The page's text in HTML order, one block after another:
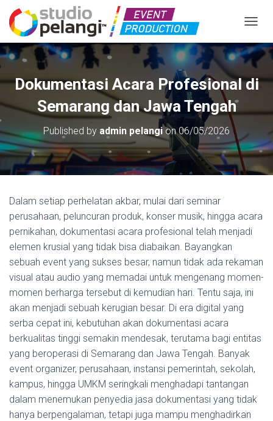
Dokumentasi Acara Profesional di
Semarang dan Jawa Tengah
Published by admin pelangi on06/05/2026
Dalam setiap perhelatan akbar, mulai dari seminar
perusahaan, peluncuran produk, konser musik, hingga acara
pernikahan, dokumentasi acara profesional telah menjadi
elemen krusial yang tidak bisa diabaikan. Bayangkan
sebuah event yang sukses besar, namun tidak ada rekaman
visual atau audio yang memadai untuk mengenang momen-
momen berharga tersebut di kemudian hari. Tentu saja, ini
akan menjadi sebuah kerugian besar. Di era digital yang
serba cepat ini, kebutuhan akan dokumentasi acara
berkualitas tinggi semakin mendesak, terutama bagi entitas
yang beroperasi di Semarang dan Jawa Tengah. Banyak
event organizer, perusahaan, instansi pemerintah, sekolah,
kampus, hingga UMKM seringkali menghadapi tantangan
dalam menemukan penyedia jasa dokumentasi yang tidak
hanya berpengalaman, tetapi juga mampu menghadirkan